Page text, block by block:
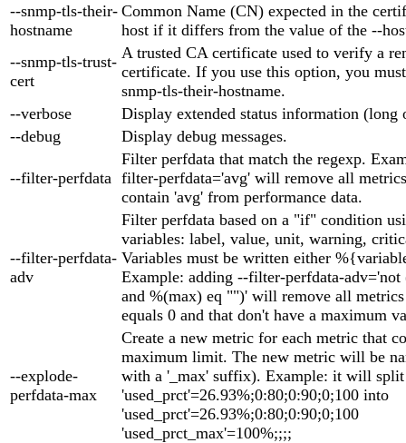
--snmp-tls-their-
hostname
Common Name (CN) expected in the
host if it differs from the value of the --
--snmp-tls-trust-
cert
A trusted CA certificate used to verify a
certificate. If you use this option, you
snmp-tls-their-hostname.
--verbose
Display extended status information (long
--debug
Display debug messages.
--filter-perfdata
Filter perfdata that match the regexp.
filter-perfdata='avg' will remove all
contain 'avg' from performance data.
--filter-perfdata-
adv
Filter perfdata based on a "if" condition
variables: label, value, unit, warning,
Variables must be written either
Example: adding --filter-perfdata-
and %(max) eq "")' will remove all
equals 0 and that don't have a maximum
--explode-
perfdata-max
Create a new metric for each metric that
maximum limit. The new metric will be
with a '_max' suffix). Example: it will split
'used_prct'=26.93%;0:80;0:90;0;100 into
'used_prct'=26.93%;0:80;0:90;0;100
'used_prct_max'=100%;;;;